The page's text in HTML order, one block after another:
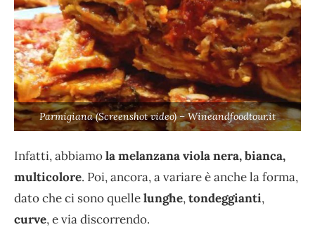
Parmigiana (Screenshot video) – Wineandfoodtour.it
Infatti, abbiamola melanzana viola nera, bianca,
multicolore. Poi, ancora, a variare è anche la forma,
dato che ci sono quellelunghe,tondeggianti,
curve, e via discorrendo.